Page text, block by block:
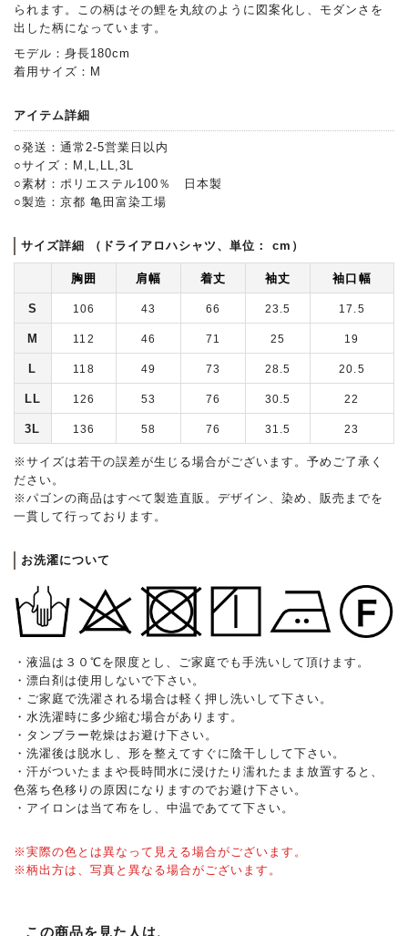
られます。この柄はその鯉を丸紋のように図案化し、モダンさを
出した柄になっています。
モデル：身長180cm
着用サイズ：M
アイテム詳細
○発送：通常2-5営業日以内
○サイズ：M,L,LL,3L
○素材：ポリエステル100％ 日本製
○製造：京都 亀田富染工場
サイズ詳細 （ドライアロハシャツ、単位： cm）
胸囲 肩幅 着丈 袖丈 袖口幅
S 106 43 66 23.5 17.5
M 112 46 71 25 19
L 118 49 73 28.5 20.5
LL 126 53 76 30.5 22
3L 136 58 76 31.5 23
※サイズは若干の誤差が生じる場合がございます。予めご了承く
ださい。
※パゴンの商品はすべて製造直販。デザイン、染め、販売までを
一貫して行っております。
お洗濯について
・液温は３０℃を限度とし、ご家庭でも手洗いして頂けます。
・漂白剤は使用しないで下さい。
・ご家庭で洗濯される場合は軽く押し洗いして下さい。
・水洗濯時に多少縮む場合があります。
・タンブラー乾燥はお避け下さい。
・洗濯後は脱水し、形を整えてすぐに陰干しして下さい。
・汗がついたままや長時間水に浸けたり濡れたまま放置すると、
色落ち色移りの原因になりますのでお避け下さい。
・アイロンは当て布をし、中温であてて下さい。
※実際の色とは異なって見える場合がございます。
※柄出方は、写真と異なる場合がございます。
この商品を見た人は、